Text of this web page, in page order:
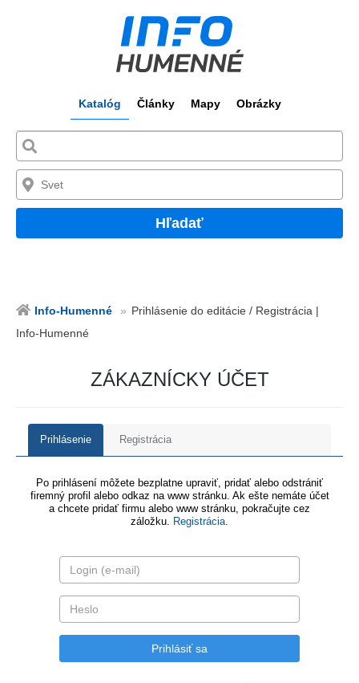
Katalóg Články Mapy Obrázky
Hľadať
Info-Humenné
Prihlásenie do editácie / Registrácia |
Info-Humenné
ZÁKAZNÍCKY ÚČET
Prihlásenie Registrácia
Po prihlásení môžete bezplatne upraviť, pridať alebo odstrániť
firemný profil alebo odkaz na www stránku. Ak ešte nemáte účet
a chcete pridať firmu alebo www stránku, pokračujte cez
záložku. Registrácia.